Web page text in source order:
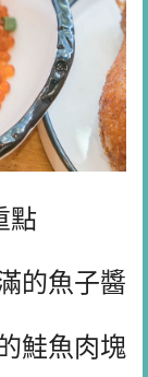
點
的魚子醬
鮭魚肉塊